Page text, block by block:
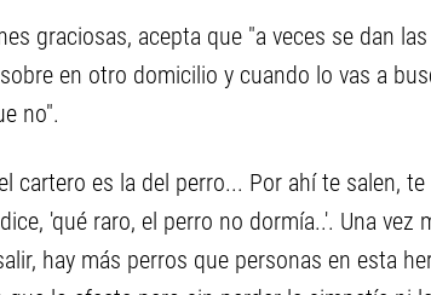
graciosas, acepta que "a veces se dan
en otro domicilio y cuando lo vas a
no".
cartero es la del perro... Por ahí te salen,
'qué raro, el perro no dormía..'. Una vez
hay más perros que personas en esta